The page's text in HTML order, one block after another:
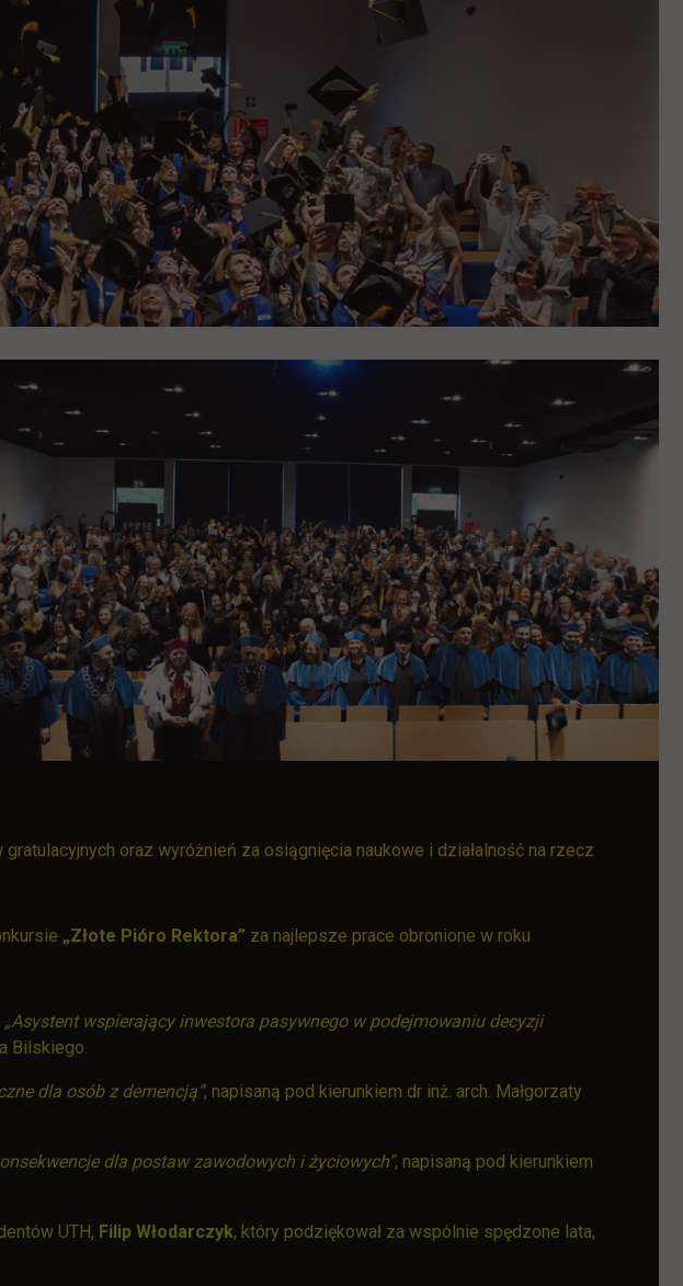
oraz wyróżnień za osiągnięcia naukowe i działalność na rzecz
„Złote Pióro Rektora” za najlepsze prace obronione w roku
„Asystent wspierający inwestora pasywnego w podejmowaniu decyzji
Bilskiego.
dla osób z demencją”, napisaną pod kierunkiem dr inż. arch. Małgorzaty
dla postaw zawodowych i życiowych”, napisaną pod kierunkiem
UTH, Filip Włodarczyk, który podziękował za wspólnie spędzone lata,